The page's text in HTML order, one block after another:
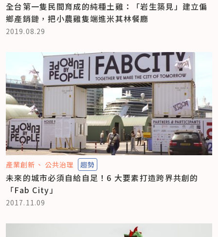
全台第一隻民間育成的純種土雞：「岩生築見」建立偏
鄉產銷鏈，把小農雞隻端進米其林餐廳
2019.08.29
產業創新 公共治理 趨勢
未來的城市必須自給自足！6 大要素打造跨界共創的
「Fab City」
2017.11.09